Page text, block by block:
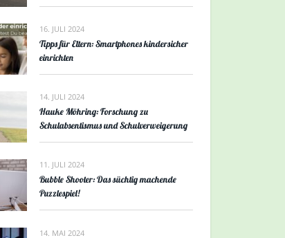
16. JULI 2024
Tipps für Eltern: Smartphones kindersicher
einrichten
14. JULI 2024
Hauke Möhring: Forschung zu
Schulabsentismus und Schulverweigerung
11. JULI 2024
Bubble Shooter: Das süchtig machende
Puzzlespiel!
14. MAI 2024